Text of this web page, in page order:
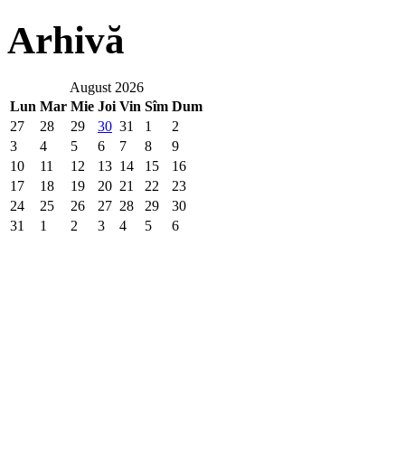
Arhivă
August 2026
Lun Mar Mie Joi Vin Sîm Dum
27
28 29 30 31 1
2
3
4 5 6 7 8
9
10
11 12 13 14 15
16
17
18 19 20 21 22
23
24
25 26 27 28 29
30
31
1 2 3 4 5 6